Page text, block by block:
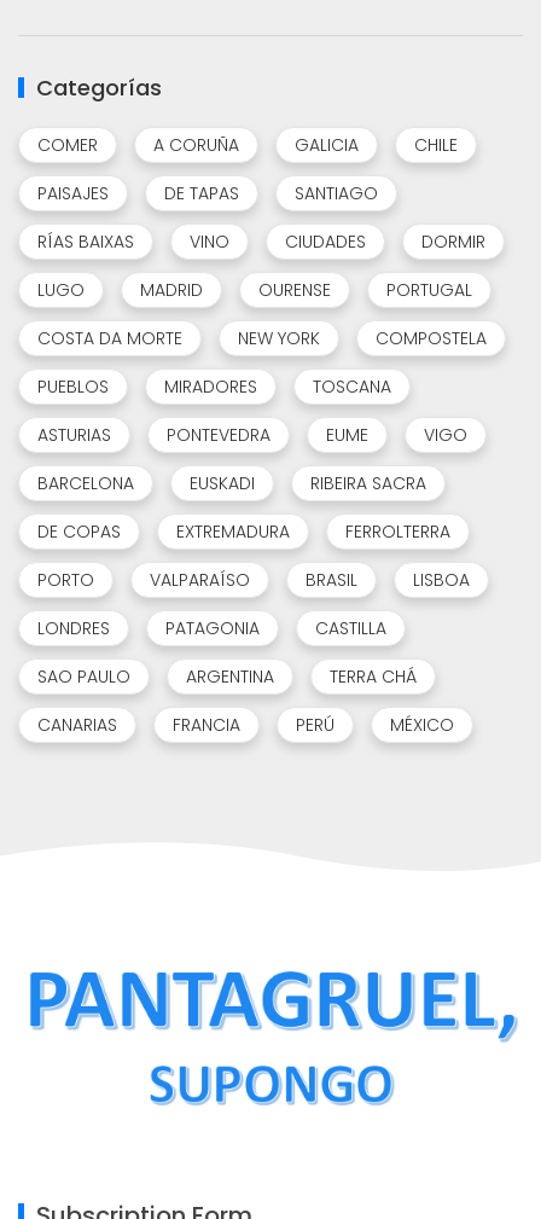
Categorías
COMER A CORUÑA GALICIA
CHILE
PAISAJES
DE TAPAS
SANTIAGO
RÍAS BAIXAS
VINO CIUDADES
DORMIR
LUGO
MADRID OURENSE
PORTUGAL
COSTA DA MORTE
NEW YORK
COMPOSTELA
PUEBLOS
MIRADORES
TOSCANA
ASTURIAS
PONTEVEDRA EUME
VIGO
BARCELONA
EUSKADI
RIBEIRA SACRA
DE COPAS
EXTREMADURA
FERROLTERRA
PORTO
VALPARAÍSO BRASIL
LISBOA
LONDRES
PATAGONIA
CASTILLA
SAO PAULO
ARGENTINA
TERRA CHÁ
CANARIAS
FRANCIA PERÚ MÉXICO